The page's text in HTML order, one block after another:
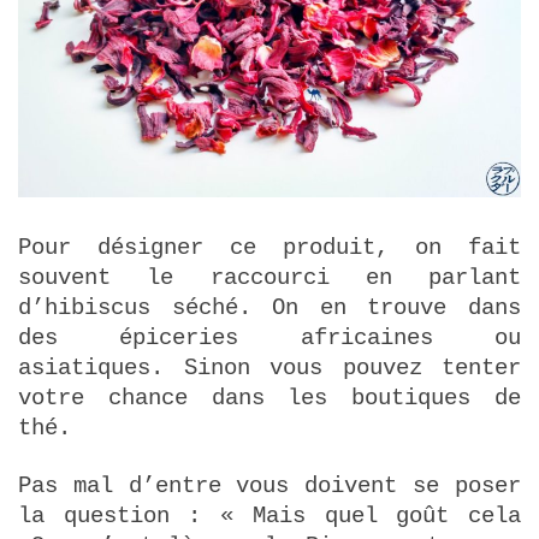
Pour désigner ce produit, on fait
souvent le raccourci en parlant
d’hibiscus séché. On en trouve dans
des épiceries africaines ou
asiatiques. Sinon vous pouvez tenter
votre chance dans les boutiques de
thé.
Pas mal d’entre vous doivent se poser
la question : « Mais quel goût cela